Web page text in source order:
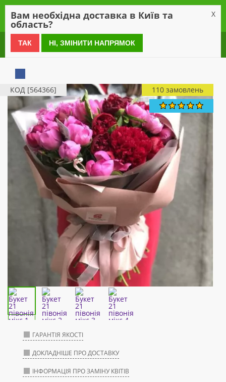
0 800 21 54 55
КОД [564366] 110 замовлень
ГАРАНТІЯ ЯКОСТІ
ДОКЛАДНІШЕ ПРО ДОСТАВКУ
ІНФОРМАЦІЯ ПРО ЗАМІНУ КВІТІВ
Вам необхідна доставка в Київ та
область?
X
ТАК НІ, ЗМІНИТИ НАПРЯМОК